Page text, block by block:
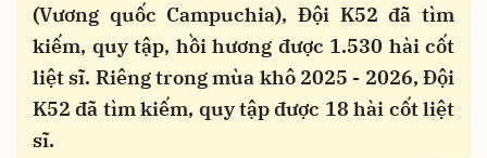
(Vương quốc Campuchia), Đội K52 đã tìm
kiếm, quy tập, hồi hương được 1.530 hài cốt
liệt sĩ. Riêng trong mùa khô 2025 - 2026, Đội
K52 đã tìm kiếm, quy tập được 18 hài cốt liệt
sĩ.